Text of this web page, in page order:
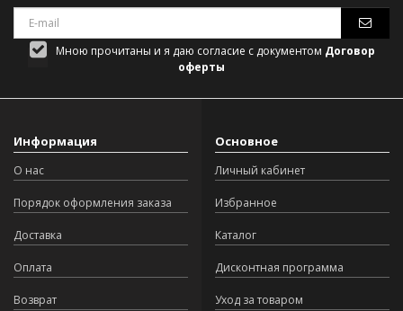
Мною прочитаны и я даю согласие с документом Договор
оферты
Информация
О нас
Порядок оформления заказа
Доставка
Оплата
Возврат
Основное
Личный кабинет
Избранное
Каталог
Дисконтная программа
Уход за товаром